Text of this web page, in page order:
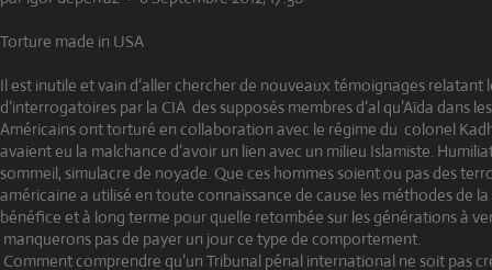
Torture made in USA
Il est inutile et vain d’aller chercher de nouveaux témoignages relatant
d’interrogatoires par la CIA des supposés membres d’al qu’Aïda dans
Américains ont torturé en collaboration avec le régime du colonel
avaient eu la malchance d’avoir un lien avec un milieu Islamiste.
sommeil, simulacre de noyade. Que ces hommes soient ou pas des
américaine a utilisé en toute connaissance de cause les méthodes de
bénéfice et à long terme pour quelle retombée sur les générations à
manquerons pas de payer un jour ce type de comportement.
Comment comprendre qu’un Tribunal pénal international ne soit pas